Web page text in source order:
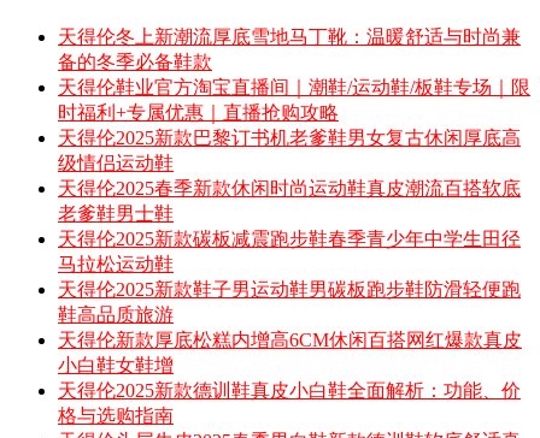
天得伦冬上新潮流厚底雪地马丁靴：温暖舒适与时尚兼
备的冬季必备鞋款
天得伦鞋业官方淘宝直播间｜潮鞋/运动鞋/板鞋专场｜限
时福利+专属优惠｜直播抢购攻略
天得伦2025新款巴黎订书机老爹鞋男女复古休闲厚底高
级情侣运动鞋
天得伦2025春季新款休闲时尚运动鞋真皮潮流百搭软底
老爹鞋男士鞋
天得伦2025新款碳板减震跑步鞋春季青少年中学生田径
马拉松运动鞋
天得伦2025新款鞋子男运动鞋男碳板跑步鞋防滑轻便跑
鞋高品质旅游
天得伦新款厚底松糕内增高6CM休闲百搭网红爆款真皮
小白鞋女鞋增
天得伦2025新款德训鞋真皮小白鞋全面解析：功能、价
格与选购指南